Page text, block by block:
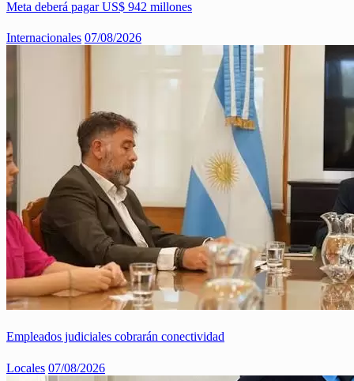
Meta deberá pagar US$ 942 millones
Internacionales 07/08/2026
Empleados judiciales cobrarán conectividad
Locales 07/08/2026